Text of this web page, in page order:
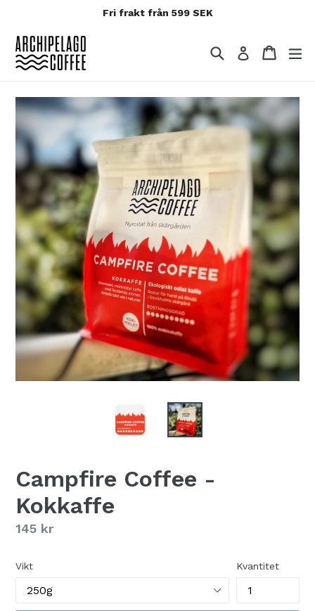
Fri frakt från 599 SEK
Hoppa
innehållet
Sök Logga in
Campfire Coffee -
Kokkaffe
Ordinarie
145 kr
Vikt Kvantitet